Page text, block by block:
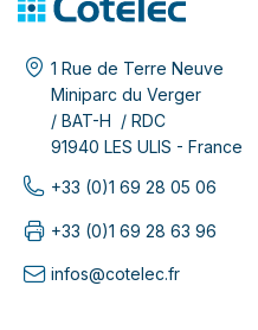
1 Rue de Terre Neuve
Miniparc du Verger
/ BAT-H / RDC
91940 LES ULIS - France
+33 (0)1 69 28 05 06
+33 (0)1 69 28 63 96
infos@cotelec.fr